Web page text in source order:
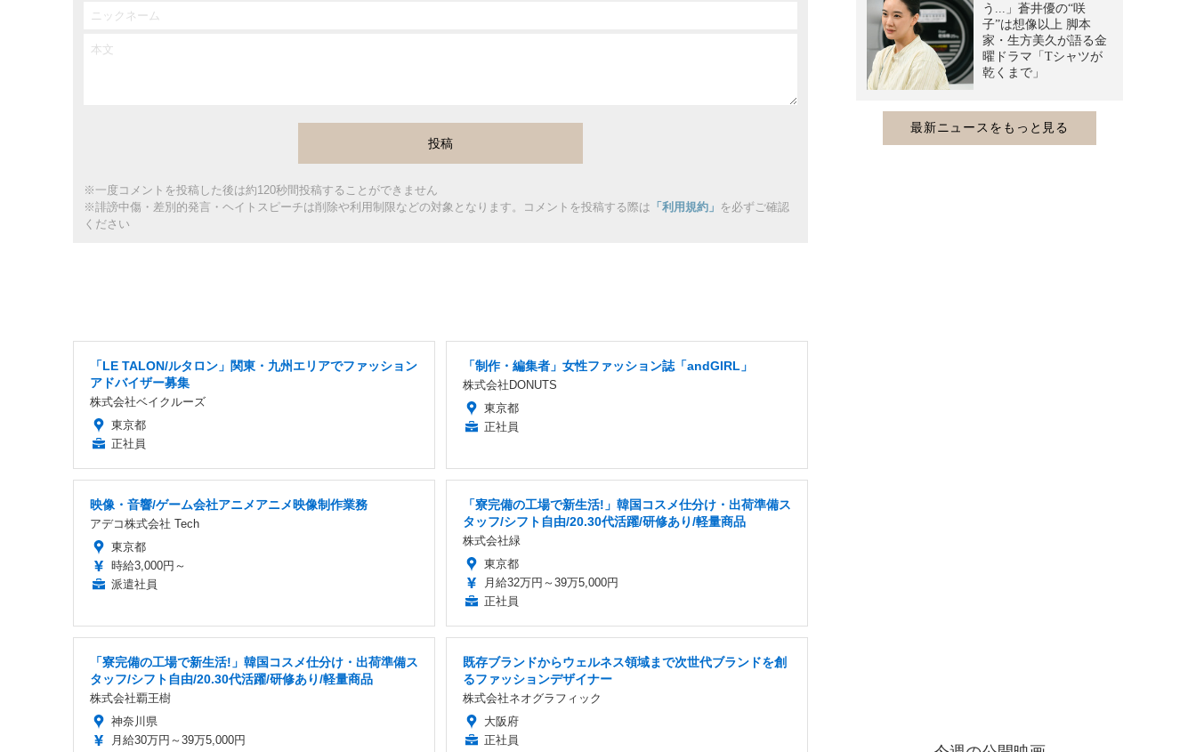
※一度コメントを投稿した後は約120秒間投稿することができません
※誹謗中傷・差別的発言・ヘイトスピーチは削除や利用制限などの対象となります。コメントを投稿する際は 「利用規約」 を必ずご確認
ください
「LE TALON/ルタロン」関東・九州エリアでファッション
アドバイザー募集
株式会社ベイクルーズ
東京都
正社員
「制作・編集者」女性ファッション誌「andGIRL」
株式会社DONUTS
東京都
正社員
映像・音響/ゲーム会社アニメアニメ映像制作業務
アデコ株式会社 Tech
東京都
時給3,000円～
派遣社員
「寮完備の工場で新生活!」韓国コスメ仕分け・出荷準備ス
タッフ/シフト自由/20.30代活躍/研修あり/軽量商品
株式会社緑
東京都
月給32万円～39万5,000円
正社員
「寮完備の工場で新生活!」韓国コスメ仕分け・出荷準備ス
タッフ/シフト自由/20.30代活躍/研修あり/軽量商品
株式会社覇王樹
神奈川県
月給30万円～39万5,000円
既存ブランドからウェルネス領域まで次世代ブランドを創
るファッションデザイナー
株式会社ネオグラフィック
大阪府
正社員